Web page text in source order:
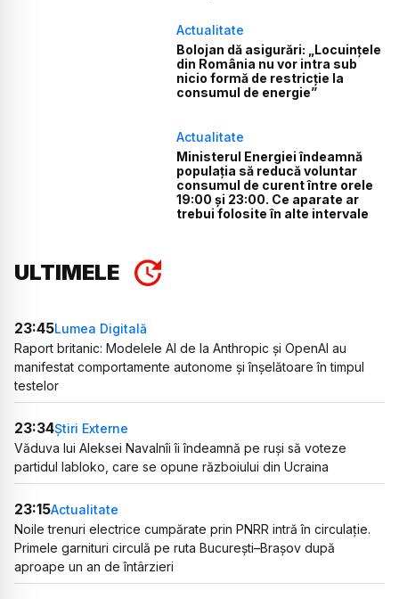
Actualitate
Bolojan dă asigurări: „Locuințele
din România nu vor intra sub
nicio formă de restricție la
consumul de energie”
Actualitate
Ministerul Energiei îndeamnă
populația să reducă voluntar
consumul de curent între orele
19:00 și 23:00. Ce aparate ar
trebui folosite în alte intervale
ULTIMELE
23:45Lumea Digitală
Raport britanic: Modelele AI de la Anthropic și OpenAI au
manifestat comportamente autonome și înșelătoare în timpul
testelor
23:34Știri Externe
Văduva lui Aleksei Navalnîi îi îndeamnă pe ruși să voteze
partidul Iabloko, care se opune războiului din Ucraina
23:15Actualitate
Noile trenuri electrice cumpărate prin PNRR intră în circulație.
Primele garnituri circulă pe ruta București–Brașov după
aproape un an de întârzieri